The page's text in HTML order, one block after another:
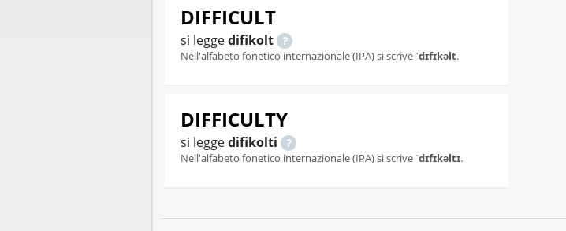
DIFFICULT
si leggedifikolt
Nell'alfabeto fonetico internazionale (IPA) si scrive ˈdɪfɪkəlt.
DIFFICULTY
si leggedifikolti
Nell'alfabeto fonetico internazionale (IPA) si scrive ˈdɪfɪkəltɪ.